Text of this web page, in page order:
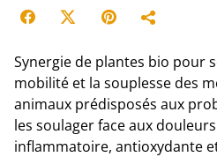
Synergie de plantes bio pour
mobilité et la souplesse des
animaux prédisposés aux
les soulager face aux
inflammatoire, antioxydante